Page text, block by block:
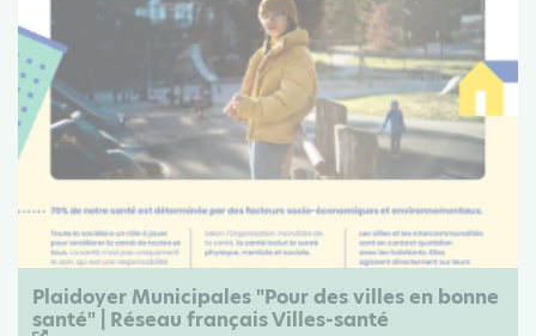
Plaidoyer Municipales "Pour des villes en bonne
santé" | Réseau français Villes-santé